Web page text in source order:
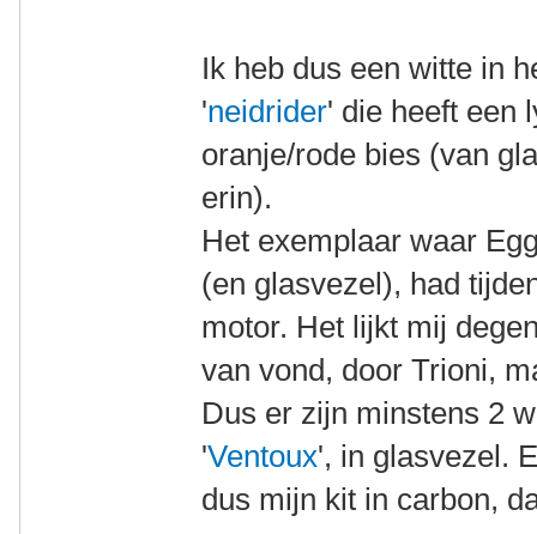
Ik heb dus een witte in
'neidrider' die heeft een
oranje/rode bies (van
erin).
Het exemplaar waar
(en glasvezel), had
motor. Het lijkt mij
van vond, door Trioni,
Dus er zijn minstens 2
'Ventoux', in glasvezel.
dus mijn kit in carbon,